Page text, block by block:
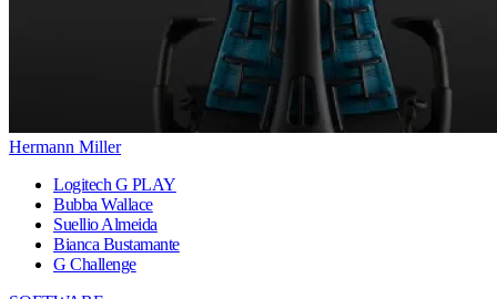
Hermann Miller
Logitech G PLAY
Bubba Wallace
Suellio Almeida
Bianca Bustamante
G Challenge